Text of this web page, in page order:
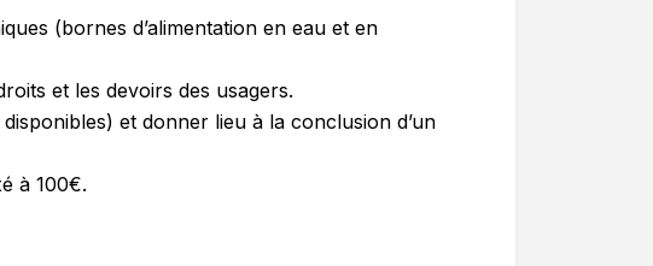
(bornes d’alimentation en eau et en
et les devoirs des usagers.
et donner lieu à la conclusion d’un
à 100€.